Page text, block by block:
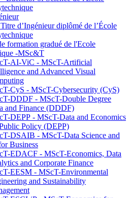
d’Ingénieur diplômé de l’École
formation gradué de l'Ecole
-MSc&T
AI-ViC - MScT-Artificial
and Advanced Visual
CyS - MScT-Cybersecurity (CyS)
DDDF - MScT-Double Degree
and Finance (DDDF)
DEPP - MScT-Data and Economics
Policy (DEPP)
DSAIB - MScT-Data Science and
Business
EDACF - MScT-Economics, Data
and Corporate Finance
EESM - MScT-Environmental
and Sustainability